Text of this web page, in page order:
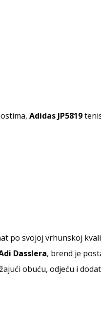
Adidas JP5819
po svojoj vrhunskoj
Dasslera, brend je
obuću, odjeću i